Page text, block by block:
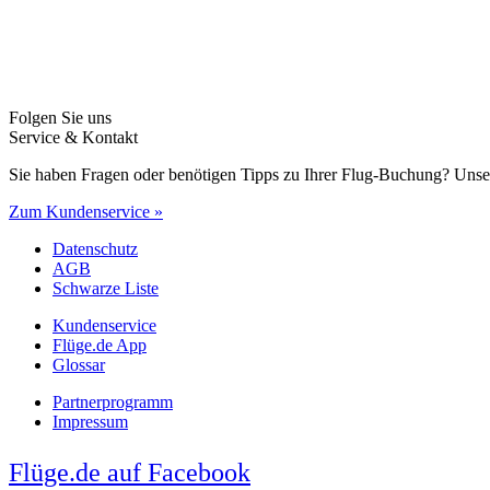
Folgen Sie uns
Service & Kontakt
Sie haben Fragen oder benötigen Tipps zu Ihrer Flug-Buchung?
Zum Kundenservice »
Datenschutz
AGB
Schwarze Liste
Kundenservice
Flüge.de App
Glossar
Partnerprogramm
Impressum
Flüge.de auf Facebook